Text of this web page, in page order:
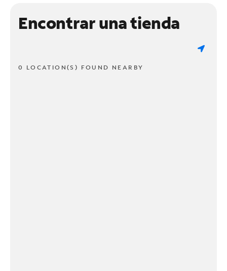
Encontrar una tienda
0 LOCATION(S) FOUND NEARBY